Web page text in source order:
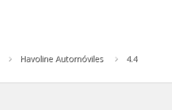
Havoline Automóviles 4.4